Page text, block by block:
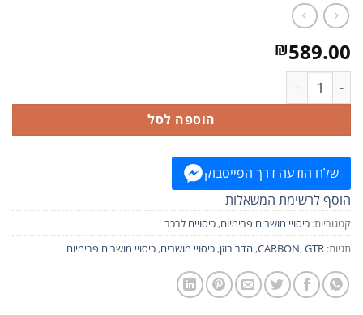
₪589.00
כמות של כיסויי מושב פרימיום הדר רוזן - קרבון ג'י.טי.אר | CARBON GTR
הוספה לסל
שלח הודעה דרך הפייסבוק
הוסף לרשימת המשאלות
קטגוריות: כיסויי מושבים פרימיום, כיסויים לרכב
תגיות:
CARBON,GTR
, הדר רוזן, כיסויי מושבים, כיסויי מושבים פרימיום